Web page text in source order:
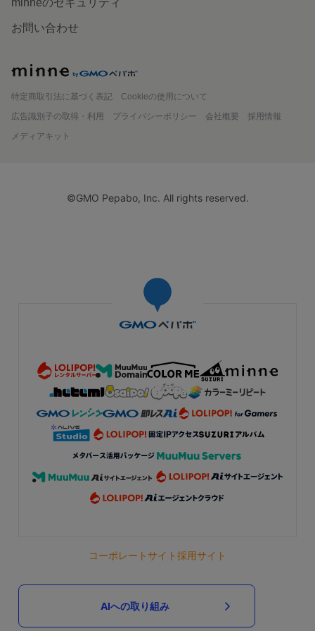
minneのセキュリティ
お問い合わせ
特定商取引法に基づく表記
Cookieの使用について
広告識別子の取得・利用
プライバシーポリシー 会社概要
採用情報
メディアキット
©GMO Pepabo, Inc. All rights reserved.
コーポレートサイト採用サイト
AIへの取り組み